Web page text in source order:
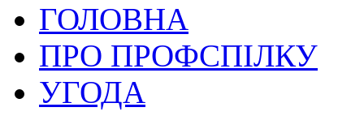
ГОЛОВНА
ПРО ПРОФСПІЛКУ
УГОДА